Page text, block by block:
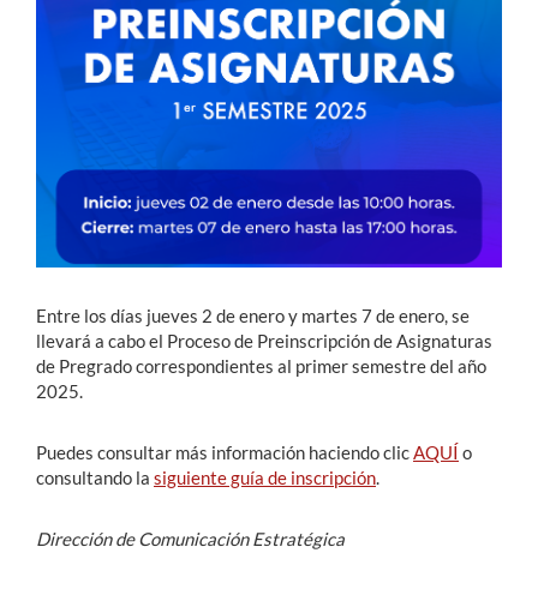
Funcionarios
Alumni
English
Entre los días jueves 2 de enero y martes 7 de enero, se
llevará a cabo el Proceso de Preinscripción de Asignaturas
de Pregrado correspondientes al primer semestre del año
2025.
Puedes consultar más información haciendo clic AQUÍ o
consultando la siguiente guía de inscripción
Dirección de Comunicación Estratégica